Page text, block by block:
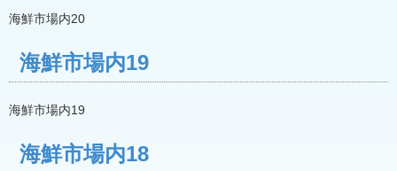
海鮮市場内20
海鮮市場内19
海鮮市場内19
海鮮市場内18